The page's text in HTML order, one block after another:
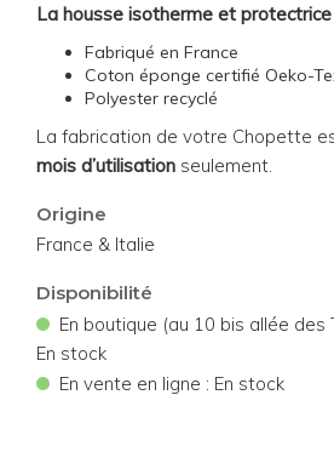
La housse isotherme et protectrice
Fabriqué en France
Coton éponge certifié Oeko-
Polyester recyclé
La fabrication de votre Chopette
mois d’utilisation seulement.
Origine
France & Italie
Disponibilité
• En boutique (au 10 bis allée des
En stock
• En vente en ligne : En stock